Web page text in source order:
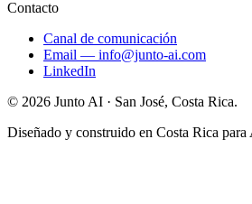
Contacto
Canal de comunicación
Email — info@junto-ai.com
LinkedIn
© 2026 Junto AI · San José, Costa Rica.
Diseñado y construido en Costa Rica